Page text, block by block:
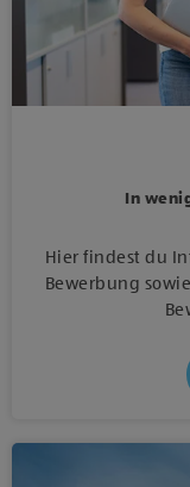
In
Hier findest du
Bewerbung